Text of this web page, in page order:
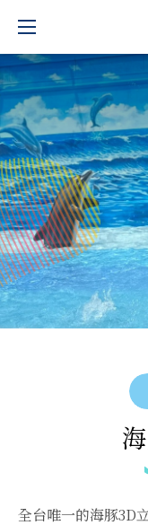
全台唯一的海豚3D